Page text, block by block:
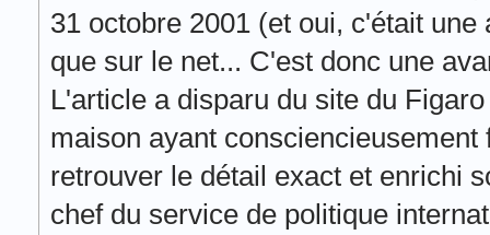
31 octobre 2001 (et oui, c'était
que sur le net... C'est donc une
L'article a disparu du site du
maison ayant
retrouver le détail exact et enrichi
chef du service de politique